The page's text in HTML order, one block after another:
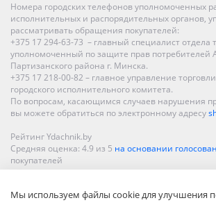
Номера городских телефонов уполномоченных
исполнительных и распорядительных органов,
рассматривать обращения покупателей:
+375 17 294-63-73 – главный специалист отдела
уполномоченный по защите прав потребителей
Партизанского района г. Минска.
+375 17 218-00-82 – главное управление
городского исполнительного комитета.
По вопросам, касающимся случаев нарушения
вы можете обратиться по электронному адресу
Рейтинг Ydachnik.by
Средняя оценка: 4.9 из 5 на основании
покупателей
Гродно, Могилеве, Бобруйске, Барановичах,
Мы используем файлы cookie для улучшения